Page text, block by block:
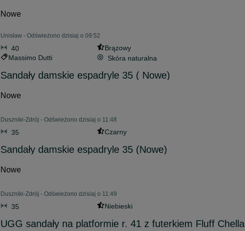
Nowe
Unisław - Odświeżono dzisiaj o 09:52
40
Brązowy
Massimo Dutti
Skóra naturalna
Sandały damskie espadryle 35 ( Nowe)
Nowe
Duszniki-Zdrój - Odświeżono dzisiaj o 11:48
35 Czarny
Sandały damskie espadryle 35 (Nowe)
Nowe
Duszniki-Zdrój - Odświeżono dzisiaj o 11:49
35 Niebieski
UGG sandały na platformie r. 41 z futerkiem Fluff Chella